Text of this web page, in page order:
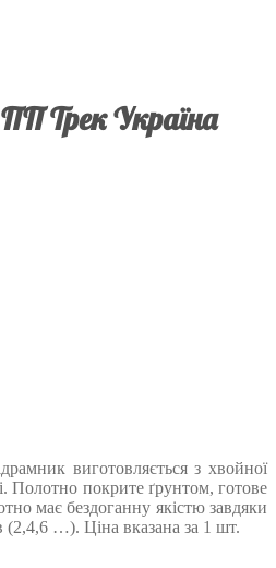
Трек Україна
виготовляється з хвойної
Полотно покрите ґрунтом, готове
має бездоганну якістю завдяки
(2,4,6 …). Ціна вказана за 1 шт.